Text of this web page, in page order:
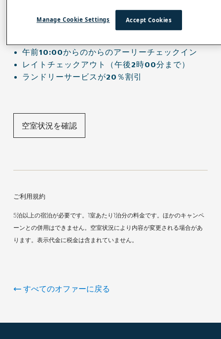
午前10:00からのからのアーリーチェックイン
レイトチェックアウト（午後2時00分まで）
ランドリーサービスが20％割引
空室状況を確認
ご利用規約
5泊以上の宿泊が必要です。1室あたり1泊分の料金です。ほかのキャンペ
ーンとの併用はできません。空室状況により内容が変更される場合があ
ります。表示代金に税金は含まれていません。
すべてのオファーに戻る
Accept Cookies
Manage Cookie Settings